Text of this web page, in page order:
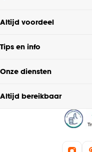
Stofeigenschap
Altijd voordeel
Tips en info
Onze diensten
Altijd bereikbaar